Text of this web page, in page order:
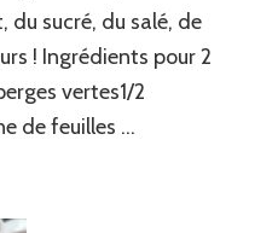
sucré, du salé, de
! Ingrédients pour 2
vertes1/2
de feuilles …